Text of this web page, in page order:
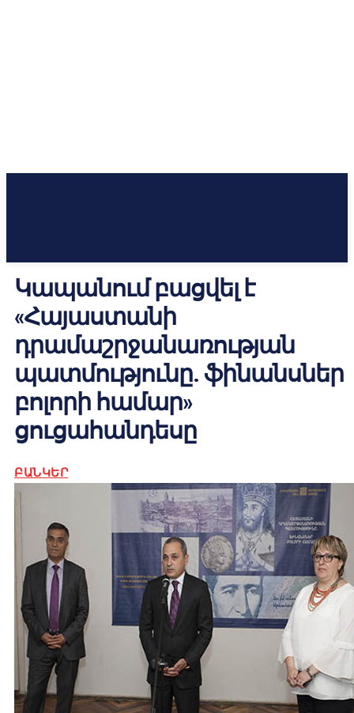
Կապանում բացվել է
«Հայաստանի
դրամաշրջանառության
պատմությունը. ֆինանսներ
բոլորի համար»
ցուցահանդեսը
ԲԱՆԿԵՐ